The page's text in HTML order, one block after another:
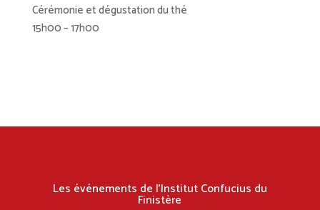
Cérémonie et dégustation du thé
15h00 – 17h00
Les événements de l’Institut Confucius du
Finistère